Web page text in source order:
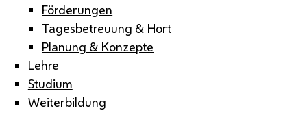
Förderungen
Tagesbetreuung & Hort
Planung & Konzepte
Lehre
Studium
Weiterbildung